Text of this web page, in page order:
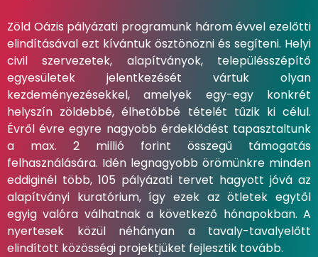
Zöld Oázis pályázati programunk három évvel ezelőtti
elindításával ezt kívántuk ösztönözni és segíteni. Helyi
civil szervezetek, alapítványok, településszépítő
egyesületek jelentkezését vártuk olyan
kezdeményezésekkel, amelyek egy-egy konkrét
helyszín zöldebbé, élhetőbbé tételét tűzik ki célul.
Évről évre egyre nagyobb érdeklődést tapasztaltunk
a max. 2 millió forint összegű támogatás
felhasználására. Idén legnagyobb örömünkre minden
eddiginél több, 105 pályázati tervet hagyott jóvá az
alapítványi kuratórium, így ezek az ötletek egytől
egyig valóra válhatnak a következő hónapokban. A
nyertesek közül néhányan a tavaly-tavalyelőtt
elindított közösségi projektjüket fejlesztik tovább.